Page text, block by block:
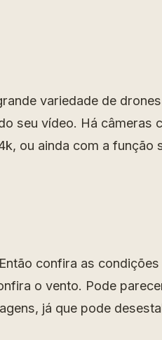
variedade de
seu vídeo. Há câmeras
ou ainda com a função
confira as condições
o vento. Pode
já que pode